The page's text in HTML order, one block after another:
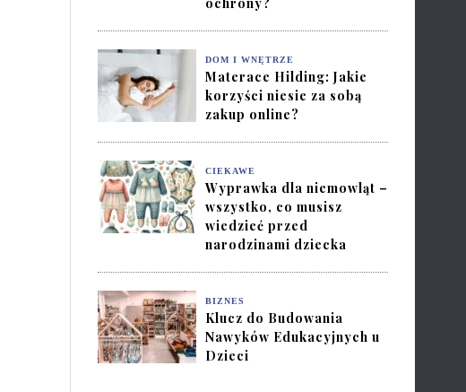
DOM I WNĘTRZE
Materace Hilding: Jakie
korzyści niesie za sobą
zakup online?
CIEKAWE
Wyprawka dla niemowląt –
wszystko, co musisz
wiedzieć przed
narodzinami dziecka
BIZNES
Klucz do Budowania
Nawyków Edukacyjnych u
Dzieci